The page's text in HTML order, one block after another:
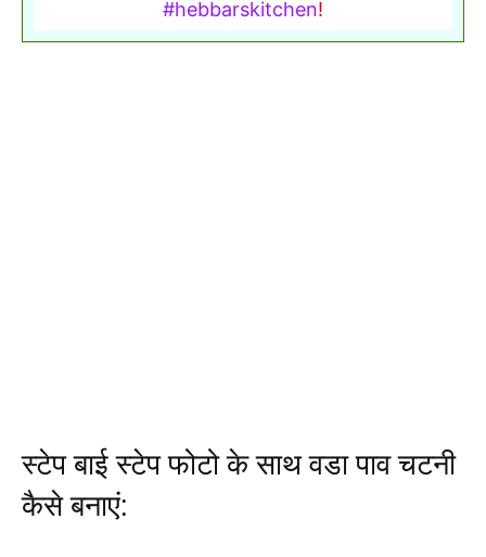
#hebbarskitchen!
स्टेप बाई स्टेप फोटो के साथ वडा पाव चटनी
कैसे बनाएं: